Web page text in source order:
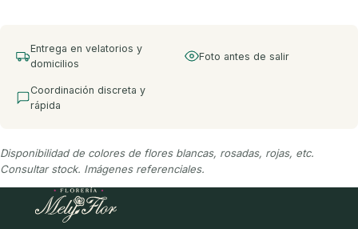
Entrega en velatorios y
domicilios
Foto antes de salir
Coordinación discreta y
rápida
Disponibilidad de colores de flores blancas, rosadas, rojas, etc.
Consultar stock. Imágenes referenciales.